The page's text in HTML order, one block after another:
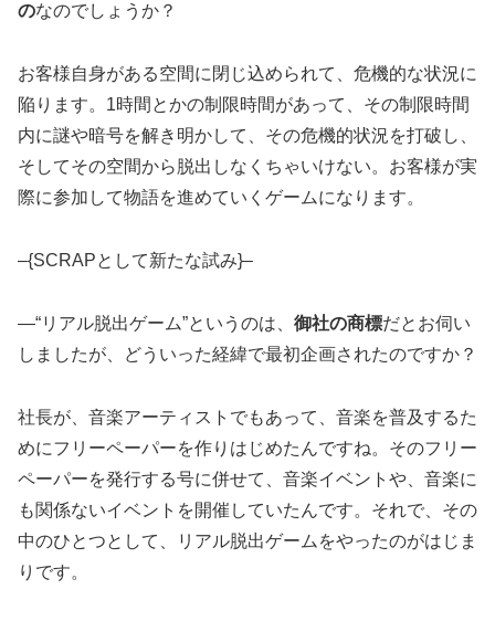
のなのでしょうか？
お客様自身がある空間に閉じ込められて、危機的な状況に
陥ります。1時間とかの制限時間があって、その制限時間
内に謎や暗号を解き明かして、その危機的状況を打破し、
そしてその空間から脱出しなくちゃいけない。お客様が実
際に参加して物語を進めていくゲームになります。
–{SCRAPとして新たな試み}–
―“リアル脱出ゲーム”というのは、 御社の商標だとお伺い
しましたが、どういった経緯で最初企画されたのですか？
社長が、音楽アーティストでもあって、音楽を普及するた
めにフリーペーパーを作りはじめたんですね。そのフリー
ペーパーを発行する号に併せて、音楽イベントや、音楽に
も関係ないイベントを開催していたんです。それで、その
中のひとつとして、リアル脱出ゲームをやったのがはじま
りです。